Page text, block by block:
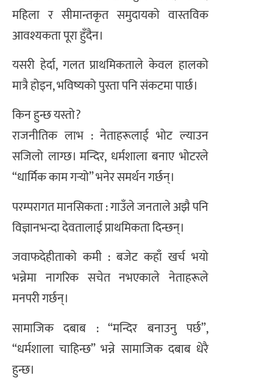
महिला र सीमान्तकृत समुदायको वास्तविक
आवश्यकता पूरा हुँदैन।
यसरी हेर्दा, गलत प्राथमिकताले केवल हालको
मात्रै होइन, भविष्यको पुस्ता पनि संकटमा पार्छ।
किन हुन्छ यस्तो?
राजनीतिक लाभ : नेताहरूलाई भोट ल्याउन
सजिलो लाग्छ। मन्दिर, धर्मशाला बनाए भोटरले
“धार्मिक काम गर्‍यो” भनेर समर्थन गर्छन्।
परम्परागत मानसिकता : गाउँले जनताले अझै पनि
विज्ञानभन्दा देवतालाई प्राथमिकता दिन्छन्।
जवाफदेहीताको कमी : बजेट कहाँ खर्च भयो
भन्नेमा नागरिक सचेत नभएकाले नेताहरूले
मनपरी गर्छन्।
सामाजिक दबाब : “मन्दिर बनाउनु पर्छ”,
“धर्मशाला चाहिन्छ” भन्ने सामाजिक दबाब धेरै
हुन्छ।